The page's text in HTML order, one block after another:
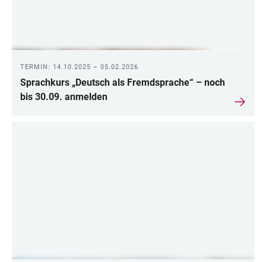
TERMIN: 14.10.2025 – 05.02.2026
Sprachkurs „Deutsch als Fremdsprache“ – noch
bis 30.09. anmelden